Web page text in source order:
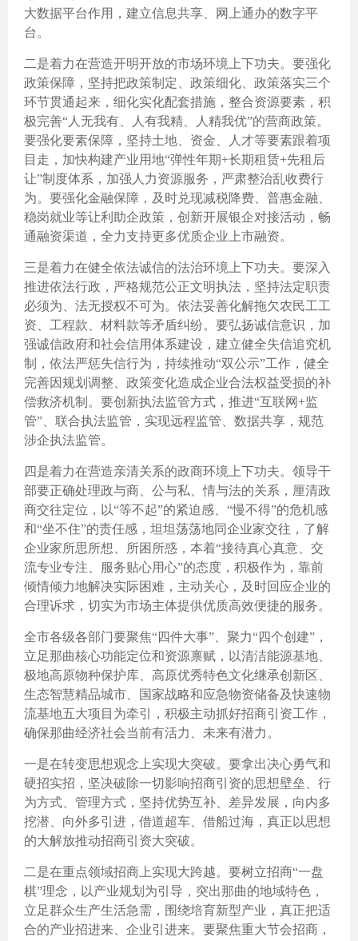
大数据平台作用，建立信息共享、网上通办的数字平
台。
二是着力在营造开明开放的市场环境上下功夫。要强化
政策保障，坚持把政策制定、政策细化、政策落实三个
环节贯通起来，细化实化配套措施，整合资源要素，积
极完善“人无我有、人有我精、人精我优”的营商政策。
要强化要素保障，坚持土地、资金、人才等要素跟着项
目走，加快构建产业用地“弹性年期+长期租赁+先租后
让”制度体系，加强人力资源服务，严肃整治乱收费行
为。要强化金融保障，及时兑现减税降费、普惠金融、
稳岗就业等让利助企政策，创新开展银企对接活动，畅
通融资渠道，全力支持更多优质企业上市融资。
三是着力在健全依法诚信的法治环境上下功夫。要深入
推进依法行政，严格规范公正文明执法，坚持法定职责
必须为、法无授权不可为。依法妥善化解拖欠农民工工
资、工程款、材料款等矛盾纠纷。要弘扬诚信意识，加
强诚信政府和社会信用体系建设，建立健全失信追究机
制，依法严惩失信行为，持续推动“双公示”工作，健全
完善因规划调整、政策变化造成企业合法权益受损的补
偿救济机制。要创新执法监管方式，推进“互联网+监
管”、联合执法监管，实现远程监管、数据共享，规范
涉企执法监管。
四是着力在营造亲清关系的政商环境上下功夫。领导干
部要正确处理政与商、公与私、情与法的关系，厘清政
商交往定位，以“等不起”的紧迫感、“慢不得”的危机感
和“坐不住”的责任感，坦坦荡荡地同企业家交往，了解
企业家所思所想、所困所惑，本着“接待真心真意、交
流专业专注、服务贴心用心”的态度，积极作为，靠前
倾情倾力地解决实际困难，主动关心，及时回应企业的
合理诉求，切实为市场主体提供优质高效便捷的服务。
全市各级各部门要聚焦“四件大事”、聚力“四个创建”，
立足那曲核心功能定位和资源禀赋，以清洁能源基地、
极地高原物种保护库、高原优秀特色文化继承创新区、
生态智慧精品城市、国家战略和应急物资储备及快速物
流基地五大项目为牵引，积极主动抓好招商引资工作，
确保那曲经济社会当前有活力、未来有潜力。
一是在转变思想观念上实现大突破。要拿出决心勇气和
硬招实招，坚决破除一切影响招商引资的思想壁垒、行
为方式、管理方式，坚持优势互补、差异发展，向内多
挖潜、向外多引进，借道超车、借船过海，真正以思想
的大解放推动招商引资大突破。
二是在重点领域招商上实现大跨越。要树立招商“一盘
棋”理念，以产业规划为引导，突出那曲的地域特色，
立足群众生产生活急需，围绕培育新型产业，真正把适
合的产业招进来、企业引进来。要聚焦重大节会招商，